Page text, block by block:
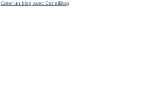
Créer un blog avec CanalBlog